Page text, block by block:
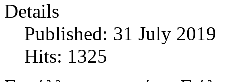
Details
Published: 31 July 2019
Hits: 1325